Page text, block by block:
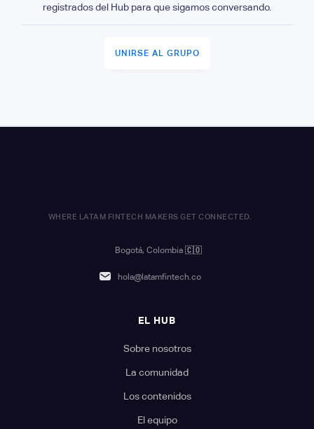
registrados del Hub para que sigamos conversando.
UNIRSE AL GRUPO
WHERE LATAM FINTECH MAKERS GET CONNECTED.
Bogotá, Colombia 🇨🇴
hola@latamfintech.co
EL HUB
Sobre nosotros
La comunidad
Los contenidos
El equipo